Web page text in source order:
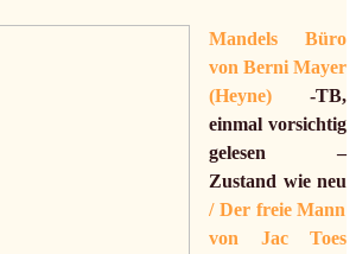
Mandels Büro
von Berni Mayer
(Heyne) -TB,
einmal vorsichtig
gelesen –
Zustand wie neu
/ Der freie Mann
von Jac Toes